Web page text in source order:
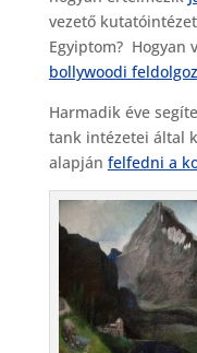
vezető
Egyiptom? Hogyan
bollywoodi
Harmadik éve
tank intézetei által
alapján felfedni a